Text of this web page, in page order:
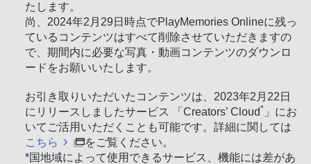
たします。
尚、2024年2月29日時点でPlayMemories Onlineに残っ
ているコンテンツはすべて削除させていただきますの
で、期間内に必要な写真・動画コンテンツのダウンロ
ードをお願いいたします。
お引き取りいただいたコンテンツは、2023年2月22日
にリリースしましたサービス 「Creators’ Cloud* 」にお
いてご活用いただくことも可能です。詳細に関しては
こちら
をご覧ください。
*国地域によって使用できるサービス、機能には差があ